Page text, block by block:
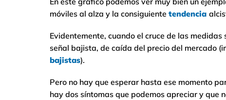
móviles al alza y la consiguiente tendencia
Evidentemente, cuando el cruce de las
señal bajista, de caída del precio del mercado
bajistas).
Pero no hay que esperar hasta ese momento
hay dos síntomas que podemos apreciar y que